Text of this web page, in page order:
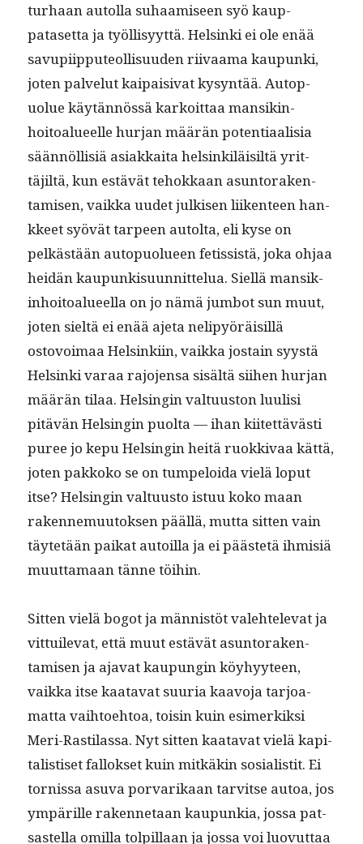
turhaan autol­la suhaamiseen syö kaup­
pataset­ta ja työl­lisyyt­tä. Helsin­ki ei ole enää
savupi­ip­pute­ol­lisu­u­den riivaa­ma kaupun­ki,
joten palve­lut kaipaisi­vat kysyn­tää. Autop­
uolue käytän­nössä karkoit­taa man­sik­in­
hoitoalueelle hur­jan määrän poten­ti­aal­isia
sään­nöl­lisiä asi­akkai­ta helsinkiläisiltä yrit­
täjiltä, kun estävät tehokkaan asun­torak­en­
tamisen, vaik­ka uudet julkisen liiken­teen han­
kkeet syövät tarpeen autol­ta, eli kyse on
pelkästään autop­uolueen fetis­sistä, joka ohjaa
hei­dän kaupunkisu­un­nit­telua. Siel­lä man­sik­
in­hoitoalueel­la on jo nämä jum­bot sun muut,
joten sieltä ei enää aje­ta nelipyöräisil­lä
ostovoimaa Helsinki­in, vaik­ka jostain syys­tä
Helsin­ki varaa rajo­jen­sa sisältä siihen hur­jan
määrän tilaa. Helsin­gin val­tu­us­ton luulisi
pitävän Helsin­gin puol­ta — ihan kiitet­tävästi
puree jo kepu Helsin­gin heitä ruokki­vaa kät­tä,
joten pakkoko se on tumpeloi­da vielä lop­ut
itse? Helsin­gin val­tu­us­to istuu koko maan
raken­nemuu­tok­sen pääl­lä, mut­ta sit­ten vain
täytetään paikat autoil­la ja ei päästetä ihmisiä
muut­ta­maan tänne töihin.
Sit­ten vielä bogot ja män­nistöt vale­htel­e­vat ja
vit­tuil­e­vat, että muut estävät asun­torak­en­
tamisen ja aja­vat kaupun­gin köy­hyy­teen,
vaik­ka itse kaata­vat suuria kaavo­ja tar­joa­
mat­ta vai­h­toe­htoa, toisin kuin esimerkik­si
Meri-Rasti­las­sa. Nyt sit­ten kaata­vat vielä kap­i­
tal­is­tiset fal­lok­set kuin mitkäkin sosial­is­tit. Ei
tor­nissa asu­va por­varikaan tarvitse autoa, jos
ympärille raken­netaan kaupunkia, jos­sa pat­
sastel­la omil­la tolpil­laan ja jos­sa voi luovut­taa